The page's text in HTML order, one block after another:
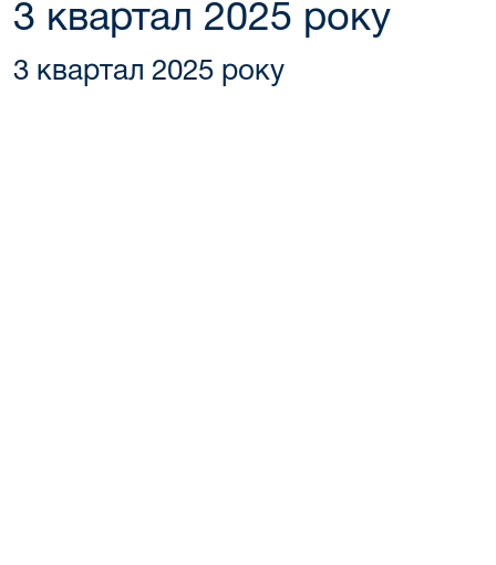
3 квартал 2025 року
3 квартал 2025 року